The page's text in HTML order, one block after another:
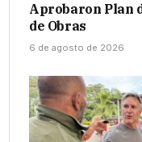
Aprobaron Plan
de Obras
6 de agosto de 2026